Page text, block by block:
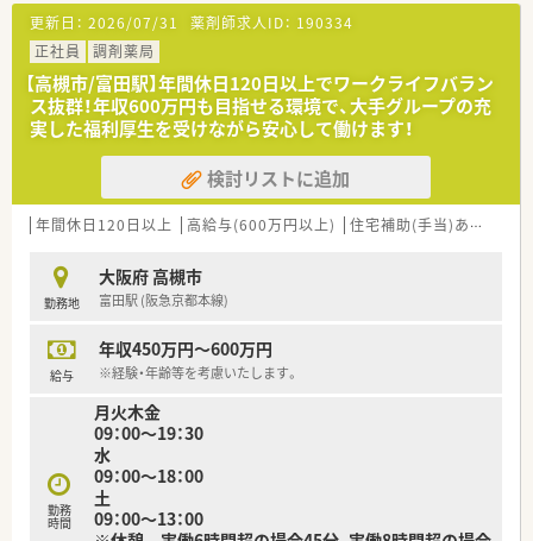
【募集背景と求める人物像について】
■在宅業務の拡大に伴う組織体制強化のための増員募集であり、
現場をリードしていただける経験者の方を急募しております。
■居宅や施設への訪問が中心となるため、普通自動車運転免許を
保有し、運転業務をマストで対応できる方を求めています。
■指示されたことだけでなく、会社への貢献を考えて自ら主体的
に動ける方であれば、年齢を問わず正当に評価される環境です。
【法人特徴について】
■大阪府内にて調剤薬局4店舗のほか、複数の介護施設を運営し
■代表自身が現役の薬剤師として現場に立っているため、現場の
課題や意見が経営層にダイレクトに届く風通しの良さがありま
す。
掲げており、個人の頑張りがしっかりと還元される仕組みです。
更新日： 2026/07/31 薬剤師求人ID： 190334
正社員
調剤薬局
【高槻市/富田駅】年間休日120日以上でワークライフバラン
ス抜群！年収600万円も目指せる環境で、大手グループの充
実した福利厚生を受けながら安心して働けます！
検討リストに追加
年間休日120日以上 高給与(600万円以上) 住宅補助(手当)あり
勤務地
大阪府 高槻市
富田駅 (阪急京都本線)
給与
年収450万円～600万円
※経験・年齢等を考慮いたします。
勤務
時間
月火木金
09：00～19：30
水
09：00～18：00
土
09：00～13：00